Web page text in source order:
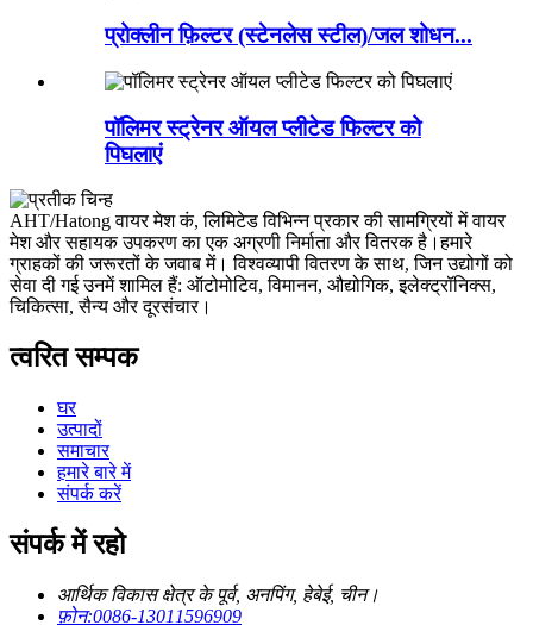
प्रोक्लीन फ़िल्टर (स्टेनलेस स्टील)/जल शोधन...
पॉलिमर स्ट्रेनर ऑयल प्लीटेड फिल्टर को
पिघलाएं
AHT/Hatong वायर मेश कं, लिमिटेड विभिन्न प्रकार की सामग्रियों में वायर
मेश और सहायक उपकरण का एक अग्रणी निर्माता और वितरक है।हमारे
ग्राहकों की जरूरतों के जवाब में। विश्वव्यापी वितरण के साथ, जिन उद्योगों को
सेवा दी गई उनमें शामिल हैं: ऑटोमोटिव, विमानन, औद्योगिक, इलेक्ट्रॉनिक्स,
चिकित्सा, सैन्य और दूरसंचार।
त्वरित सम्पक
घर
उत्पादों
समाचार
हमारे बारे में
संपर्क करें
संपर्क में रहो
आर्थिक विकास क्षेत्र के पूर्व, अनपिंग, हेबेई, चीन।
फ़ोन:0086-13011596909